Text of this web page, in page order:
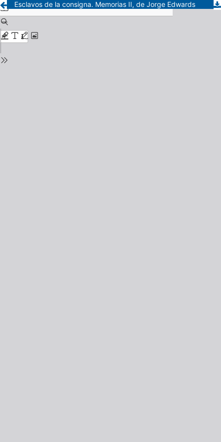
Esclavos de la consigna. Memorias II, de Jorge Edwards